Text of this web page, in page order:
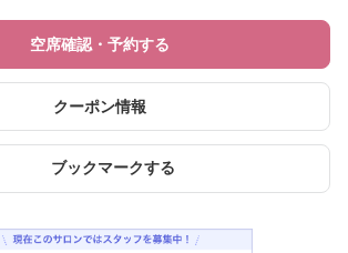
空席確認・予約する
クーポン情報
ブックマークする